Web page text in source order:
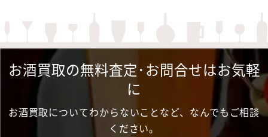
お酒買取の無料査定･お問合せはお気軽
に
お酒買取についてわからないことなど、なんでもご相談
ください。